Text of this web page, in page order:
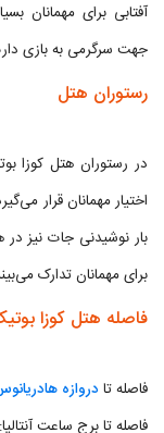
آفتابی برای مهمانان
جهت سرگرمی به بازی
رستوران هتل
در رستوران هتل کوزا
اختیار مهمانان قرار
بار نوشیدنی جات نیز در
برای مهمانان تدارک
فاصله هتل کوزا
فاصله تادروازه
فاصله تا برج ساعت آنتالیا: ۳۰۰ متر